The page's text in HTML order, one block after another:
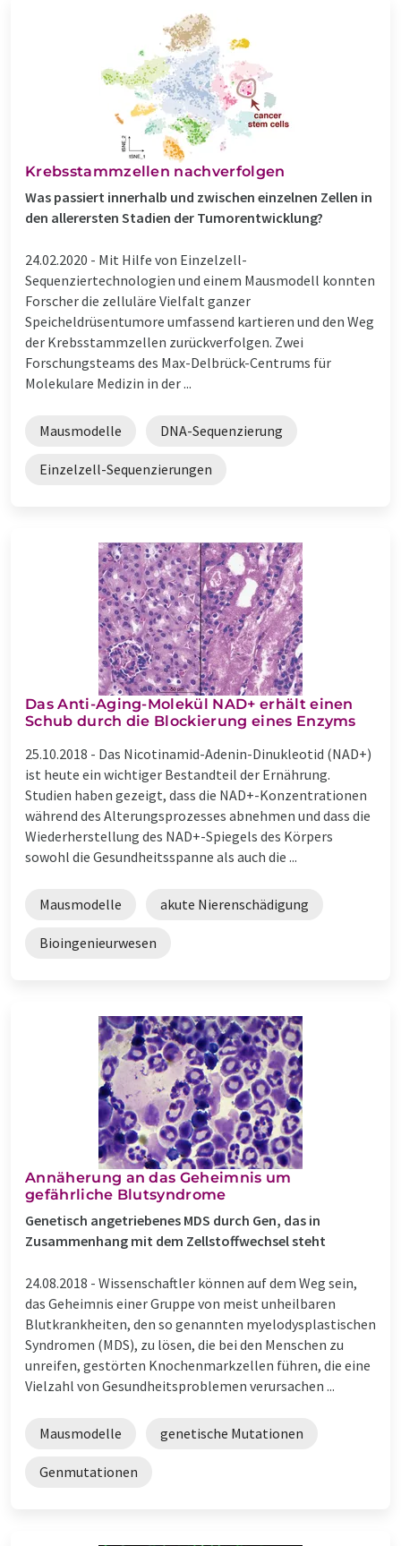
Krebsstammzellen nachverfolgen
Was passiert innerhalb und zwischen einzelnen Zellen in
den allerersten Stadien der Tumorentwicklung?
24.02.2020 - Mit Hilfe von Einzelzell-
Sequenziertechnologien und einem Mausmodell konnten
Forscher die zelluläre Vielfalt ganzer
Speicheldrüsentumore umfassend kartieren und den Weg
der Krebsstammzellen zurückverfolgen. Zwei
Forschungsteams des Max-Delbrück-Centrums für
Molekulare Medizin in der ...
Mausmodelle DNA-Sequenzierung
Einzelzell-Sequenzierungen
Das Anti-Aging-Molekül NAD+ erhält einen
Schub durch die Blockierung eines Enzyms
25.10.2018 - Das Nicotinamid-Adenin-Dinukleotid (NAD+)
ist heute ein wichtiger Bestandteil der Ernährung.
Studien haben gezeigt, dass die NAD+-Konzentrationen
während des Alterungsprozesses abnehmen und dass die
Wiederherstellung des NAD+-Spiegels des Körpers
sowohl die Gesundheitsspanne als auch die ...
Mausmodelle akute Nierenschädigung
Bioingenieurwesen
Annäherung an das Geheimnis um
gefährliche Blutsyndrome
Genetisch angetriebenes MDS durch Gen, das in
Zusammenhang mit dem Zellstoffwechsel steht
24.08.2018 - Wissenschaftler können auf dem Weg sein,
das Geheimnis einer Gruppe von meist unheilbaren
Blutkrankheiten, den so genannten myelodysplastischen
Syndromen (MDS), zu lösen, die bei den Menschen zu
unreifen, gestörten Knochenmarkzellen führen, die eine
Vielzahl von Gesundheitsproblemen verursachen ...
Mausmodelle genetische Mutationen
Genmutationen